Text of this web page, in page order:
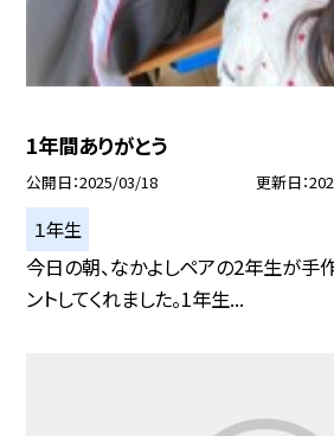
1年間ありがとう
公開日 2025/03/18 更新日
１年生
今日の朝、なかよしペアの2年生が手
ントしてくれました。1年生...